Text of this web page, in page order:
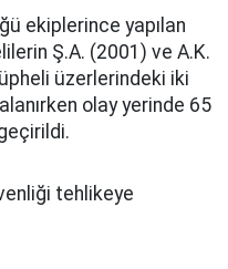
ekiplerince yapılan
Ş.A. (2001) ve A.K.
üzerlerindeki iki
olay yerinde 65
tehlikeye